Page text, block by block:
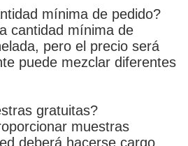
mínima de pedido?
cantidad mínima de
pero el precio será
puede mezclar diferentes
gratuitas?
muestras
deberá hacerse cargo